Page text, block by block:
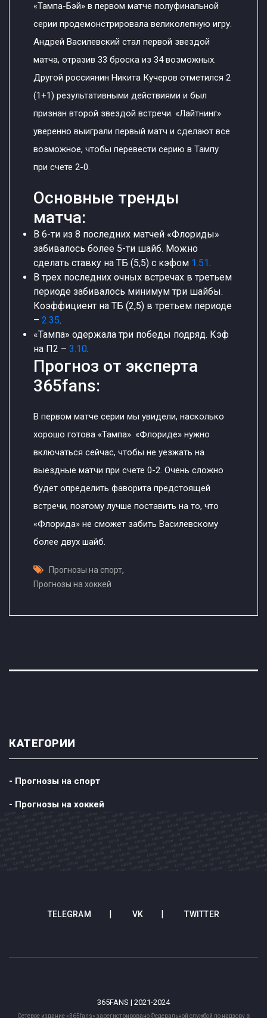
«Тампа-Бэй» в первом матче полуфинальной
серии продемонстрировала великолепную игру.
Андрей Василевский стал первой звездой
матча, отразив 33 броска из 34 возможных.
Другой россиянин Никита Кучеров отметился 2
(1+1) результативными действиями и был
признан второй звездой встречи. «Лайтнинг»
уверенно выиграли первый матч и сделают все
возможное, чтобы перевести серию в Тампу
при счете 2-0.
Основные тренды
матча:
В 6-ти из 8 последних матчей «Флориды»
забивалось более 5-ти шайб. Можно
сделать ставку на ТБ (5,5) с кэфом 1.51.
В трех последних очных встречах в третьем
периоде забивалось минимум три шайбы.
Коэффициент на ТБ (2,5) в третьем периоде
– 2.35.
«Тампа» одержала три победы подряд. Кэф
на П2 – 3.10.
Прогноз от эксперта
365fans:
В первом матче серии мы увидели, насколько
хорошо готова «Тампа». «Флориде» нужно
включаться сейчас, чтобы не уезжать на
выездные матчи при счете 0-2. Очень сложно
будет определить фаворита предстоящей
встречи, поэтому лучше поставить на то, что
«Флорида» не сможет забить Василевскому
более двух шайб.
Прогнозы на спорт,
Прогнозы на хоккей
КАТЕГОРИИ
- Прогнозы на спорт
- Прогнозы на хоккей
TELEGRAM VK TWITTER
365FANS | 2021-2024
Сетевое издание «365fans» зарегистрировано Федеральной службой по надзору в